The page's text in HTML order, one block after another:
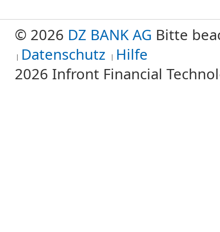
© 2026 DZ BANK AG Bitte
Datenschutz Hilfe
2026 Infront Financial